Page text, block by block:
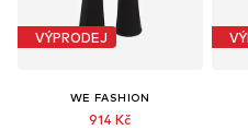
VÝPRODEJ
WE FASHION
914 Kč